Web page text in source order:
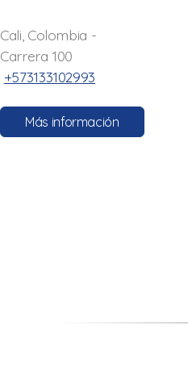
Cali, Colombia -
Carrera 100
+573133102993
Más información